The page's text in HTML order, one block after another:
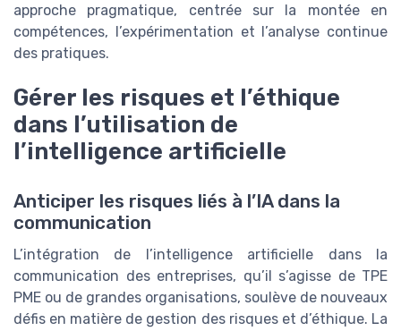
approche pragmatique, centrée sur la montée en
compétences, l’expérimentation et l’analyse continue
des pratiques.
Gérer les risques et l’éthique
dans l’utilisation de
l’intelligence artificielle
Anticiper les risques liés à l’IA dans la
communication
L’intégration de l’intelligence artificielle dans la
communication des entreprises, qu’il s’agisse de TPE
PME ou de grandes organisations, soulève de nouveaux
défis en matière de gestion des risques et d’éthique. La